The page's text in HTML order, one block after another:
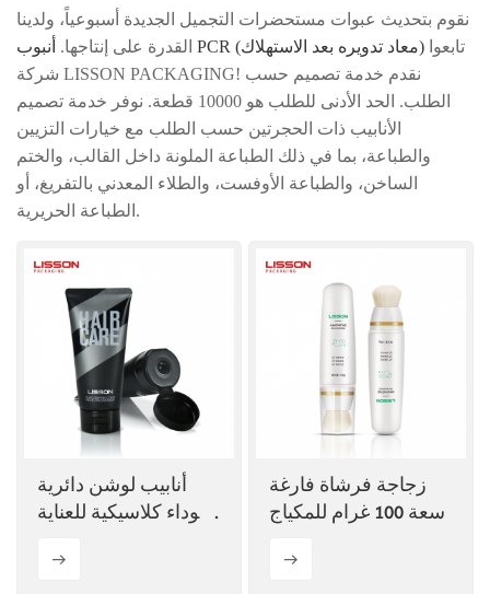
العربية
日本語
한국의
ไทย
نقوم بتحديث عبوات مستحضرات التجميل الجديدة أسبوعياً، ولدينا
القدرة على إنتاجها.
أنبوب PCR (معاد تدويره بعد الاستهلاك) تابعوا
شركة LISSON PACKAGING! نقدم خدمة تصميم حسب
الطلب. الحد الأدنى للطلب هو 10000 قطعة. نوفر خدمة تصميم
الأنابيب ذات الحجرتين حسب الطلب مع خيارات التزيين
والطباعة، بما في ذلك الطباعة الملونة داخل القالب، والختم
الساخن، والطباعة الأوفست، والطلاء المعدني بالتفريغ، أو
الطباعة الحريرية.
أنابيب لوشن دائرية
سوداء كلاسيكية للعناية
زجاجة فرشاة فارغة
سعة 100 غرام للمكياج